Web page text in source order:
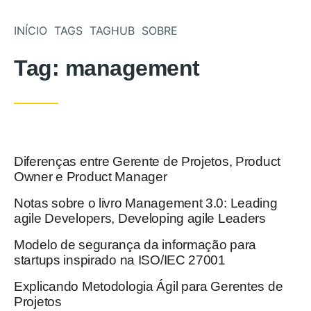
INÍCIO TAGS TAGHUB SOBRE
Tag: management
Postado em
Diferenças entre Gerente de Projetos, Product
Owner e Product Manager
Postado em
Notas sobre o livro Management 3.0: Leading
agile Developers, Developing agile Leaders
Postado em
Modelo de segurança da informação para
startups inspirado na ISO/IEC 27001
Postado em
Explicando Metodologia Ágil para Gerentes de
Projetos